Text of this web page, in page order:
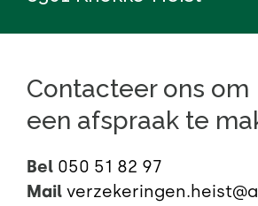
Contacteer ons om
een afspraak te
Bel 050 51 82 97
Mail